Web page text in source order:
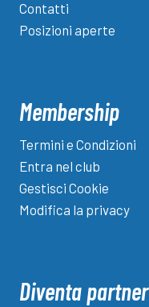
Contatti
Posizioni aperte
Membership
Termini e Condizioni
Entra nel club
Gestisci Cookie
Modifica la privacy
Diventa partner